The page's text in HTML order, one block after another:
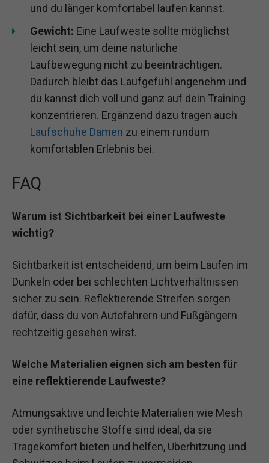
und du länger komfortabel laufen kannst.
Gewicht: Eine Laufweste sollte möglichst
leicht sein, um deine natürliche
Laufbewegung nicht zu beeinträchtigen.
Dadurch bleibt das Laufgefühl angenehm und
du kannst dich voll und ganz auf dein Training
konzentrieren. Ergänzend dazu tragen auch
Laufschuhe Damen zu einem rundum
komfortablen Erlebnis bei.
FAQ
Warum ist Sichtbarkeit bei einer Laufweste
wichtig?
Sichtbarkeit ist entscheidend, um beim Laufen im
Dunkeln oder bei schlechten Lichtverhältnissen
sicher zu sein. Reflektierende Streifen sorgen
dafür, dass du von Autofahrern und Fußgängern
rechtzeitig gesehen wirst.
Welche Materialien eignen sich am besten für
eine reflektierende Laufweste?
Atmungsaktive und leichte Materialien wie Mesh
oder synthetische Stoffe sind ideal, da sie
Tragekomfort bieten und helfen, Überhitzung und